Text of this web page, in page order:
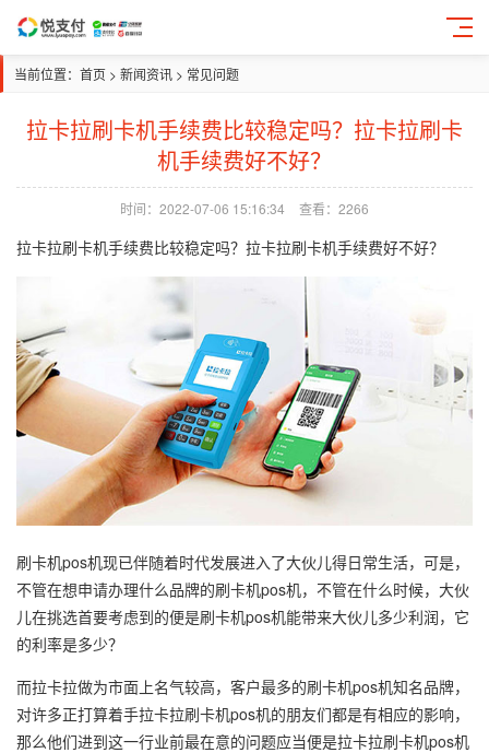
当前位置： 首页 > 新闻资讯 > 常见问题
拉卡拉刷卡机手续费比较稳定吗？拉卡拉刷卡
机手续费好不好？
时间：2022-07-06 15:16:34 查看：2266
拉卡拉刷卡机手续费比较稳定吗？拉卡拉刷卡机手续费好不好？
刷卡机pos机现已伴随着时代发展进入了大伙儿得日常生活，可是，
不管在想申请办理什么品牌的刷卡机pos机，不管在什么时候，大伙
儿在挑选首要考虑到的便是刷卡机pos机能带来大伙儿多少利润，它
的利率是多少？
而拉卡拉做为市面上名气较高，客户最多的刷卡机pos机知名品牌，
对许多正打算着手拉卡拉刷卡机pos机的朋友们都是有相应的影响，
那么他们进到这一行业前最在意的问题应当便是拉卡拉刷卡机pos机